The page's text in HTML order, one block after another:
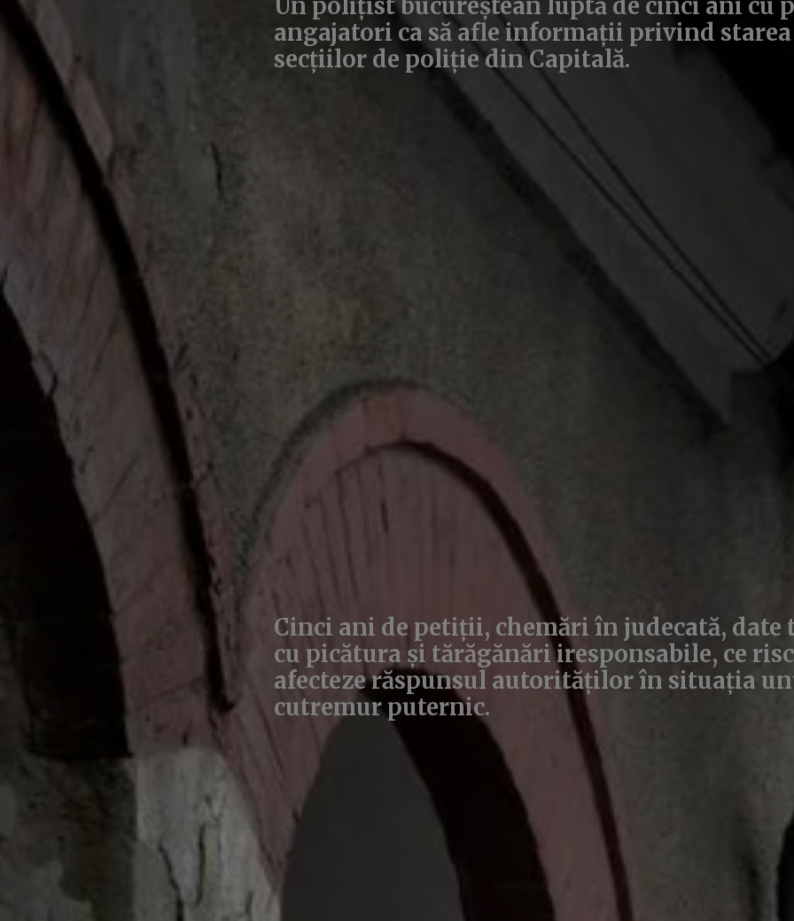
Un polițist bucureștean luptă de cinci ani cu
angajatori ca să afle informații privind starea
secțiilor de poliție din Capitală.
Cinci ani de petiții, chemări în judecată, date
cu picătura și tărăgănări iresponsabile, ce
afecteze răspunsul autorităților în situația
cutremur puternic.